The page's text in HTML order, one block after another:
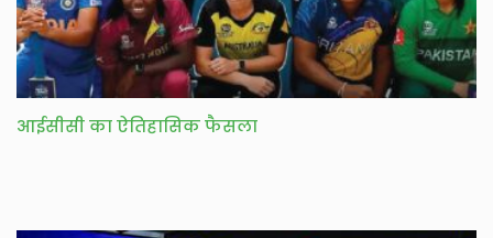
आईसीसी का ऐतिहासिक फैसला